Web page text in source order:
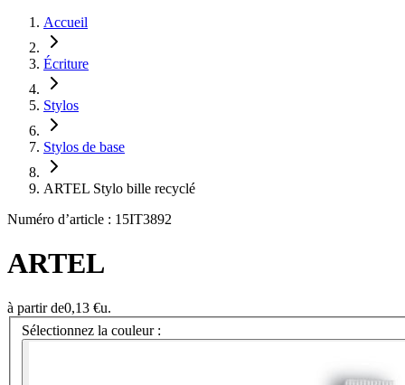
Accueil
Écriture
Stylos
Stylos de base
ARTEL Stylo bille recyclé
Numéro d’article : 15IT3892
ARTEL
à partir de0,13 €u.
Sélectionnez la couleur :